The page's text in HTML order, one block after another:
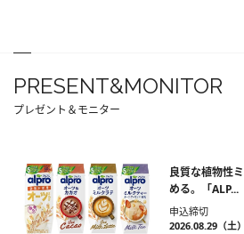
PRESENT&MONITOR
プレゼント＆モニター
良質な植物性
める。「ALP...
申込締切
2026.08.29（土